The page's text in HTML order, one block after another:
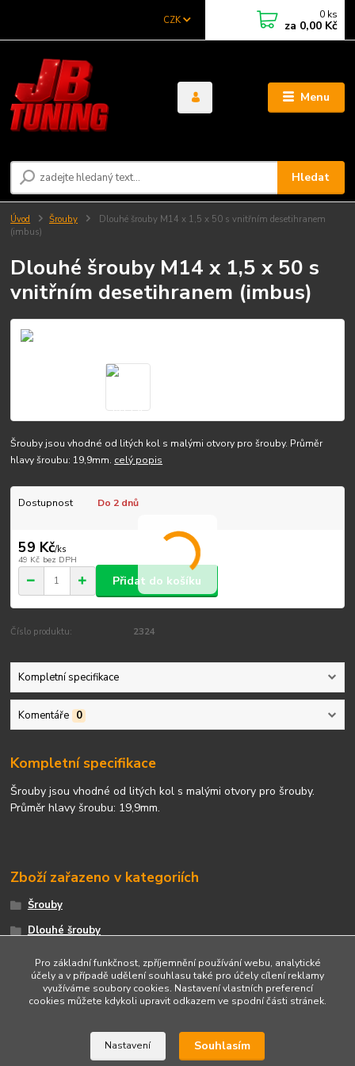
Menu
CZK
Hledat
0 ks
za 0,00 Kč
Úvod Šrouby
Dlouhé šrouby M14 x 1,5 x 50 s vnitřním desetihranem
(imbus)
Dlouhé šrouby M14 x 1,5 x 50 s
vnitřním desetihranem (imbus)
Šrouby jsou vhodné od litých kol s malými otvory pro šrouby. Průměr
hlavy šroubu: 19,9mm. celý popis
Dostupnost Do 2 dnů
59 Kč/ks
49 Kč bez DPH
Přidat do košíku
Číslo produktu: 2324
Kompletní specifikace
Komentáře 0
Kompletní specifikace
Šrouby jsou vhodné od litých kol s malými otvory pro šrouby.
Průměr hlavy šroubu: 19,9mm.
Zboží zařazeno v kategoriích
Šrouby
Dlouhé šrouby
Upravit sběr cookies.
Pro základní funkčnost, zpříjemnění používání webu, analytické
účely a v případě udělení souhlasu také pro účely cílení reklamy
využíváme soubory cookies. Nastavení vlastních preferencí
cookies můžete kdykoli upravit odkazem ve spodní části stránek.
Nastavení Souhlasím